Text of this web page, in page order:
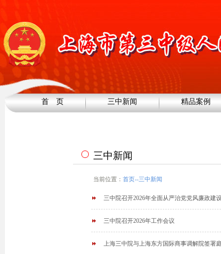
首 页 三中新闻 精品案例
三中新闻
当前位置： 首页--三中新闻
三中院召开2026年全面从严治党党风廉政建
三中院召开2026年工作会议
上海三中院与上海东方国际商事调解院签署